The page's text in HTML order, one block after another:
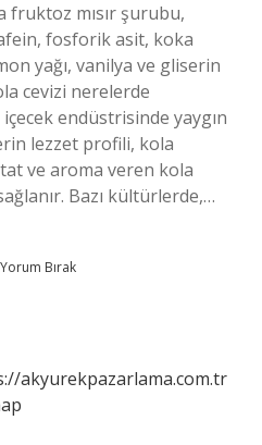
fruktoz mısır şurubu,
fosforik asit, koka
yağı, vanilya ve gliserin
cevizi nerelerde
içecek endüstrisinde yaygın
lezzet profili, kola
ve aroma veren kola
Bazı kültürlerde,…
Yorum Bırak
akyurekpazarlama.com.tr